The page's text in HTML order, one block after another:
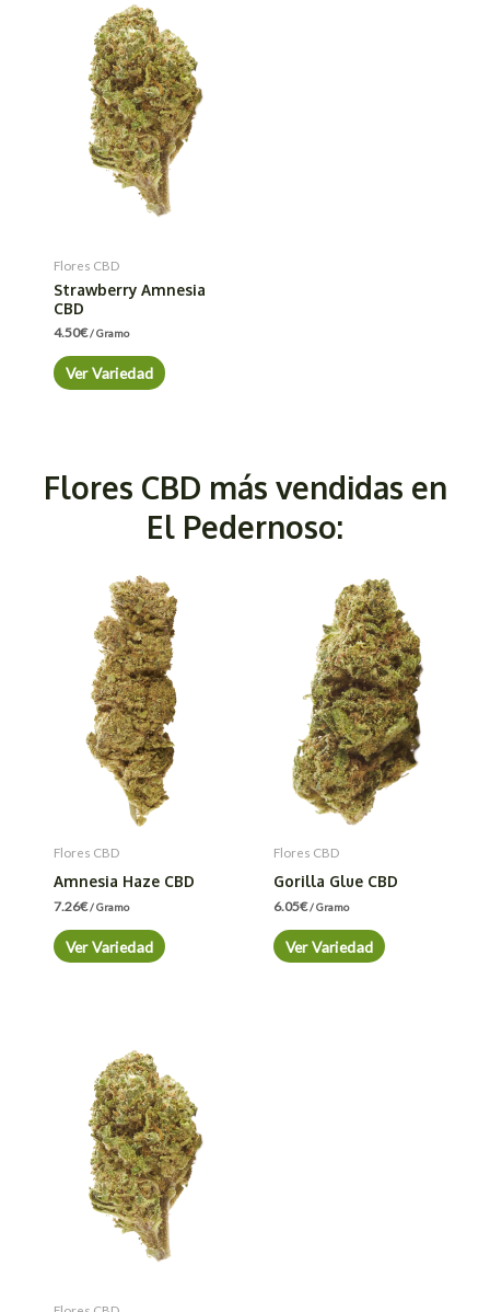
Flores CBD
Strawberry Amnesia
CBD
4.50€/ Gramo
Ver Variedad
Flores CBD más vendidas en
El Pedernoso:
Flores CBD
Amnesia Haze CBD
7.26€/ Gramo
Ver Variedad
Flores CBD
Gorilla Glue CBD
6.05€/ Gramo
Ver Variedad